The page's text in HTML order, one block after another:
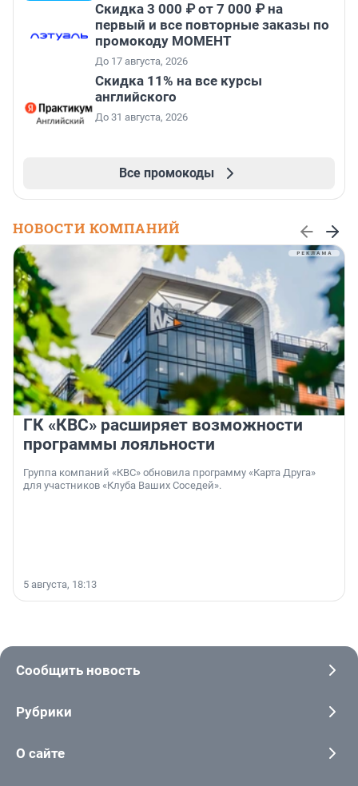
Скидка 3 000 ₽ от 7 000 ₽ на
первый и все повторные заказы по
промокоду МОМЕНТ
До 17 августа, 2026
Скидка 11% на все курсы
английского
До 31 августа, 2026
Все промокоды
НОВОСТИ КОМПАНИЙ
ГК «КВС» расширяет возможности
программы лояльности
Группа компаний «КВС» обновила программу «Карта Друга»
для участников «Клуба Ваших Соседей».
5 августа, 18:13
Сообщить новость
Рубрики
О сайте